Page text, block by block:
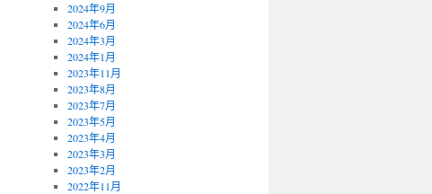
2024年9月
2024年6月
2024年3月
2024年1月
2023年11月
2023年8月
2023年7月
2023年5月
2023年4月
2023年3月
2023年2月
2022年11月